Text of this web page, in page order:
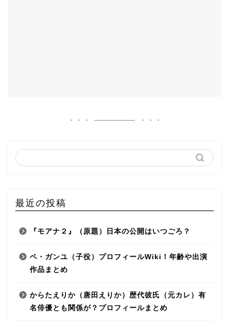
最近の投稿
『モアナ２』（原題）日本の公開はいつごろ？
ペ・ガンユ（子役）プロフィールWiki！年齢や出演
作品まとめ
からたえりか（唐田えりか）歴代彼氏（元カレ）有
名俳優とも関係が？プロフィールまとめ